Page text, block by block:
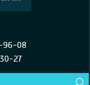
96-08
27